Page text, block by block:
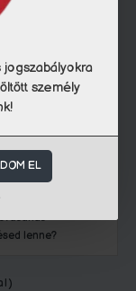
személy
EL
914
FERTŐTLENÍTŐ
SPRAY 500ML
1 229 Ft
2 458 Ft / l
KOSÁRBA TESZ
lenne?